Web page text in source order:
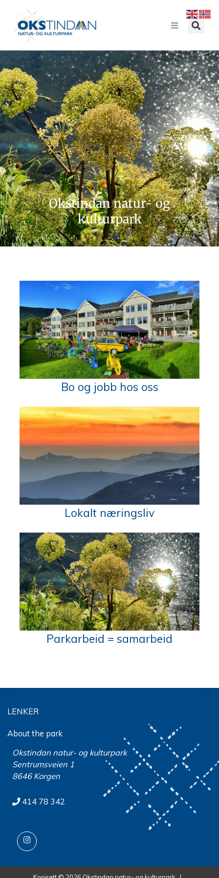
Okstindan natur- og
kulturpark
Bo og jobb hos oss
Lokalt næringsliv
Parkarbeid = samarbeid
LENKER
About the park
Okstindan natur- og kulturpark
Sentrumsveien 1
8646 Korgen
414 78 342